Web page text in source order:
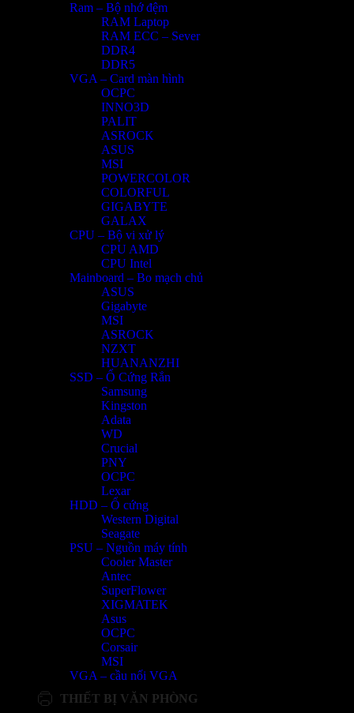
Ram – Bộ nhớ đệm
RAM Laptop
RAM ECC – Sever
DDR4
DDR5
VGA – Card màn hình
OCPC
INNO3D
PALIT
ASROCK
ASUS
MSI
POWERCOLOR
COLORFUL
GIGABYTE
GALAX
CPU – Bộ vi xử lý
CPU AMD
CPU Intel
Mainboard – Bo mạch chủ
ASUS
Gigabyte
MSI
ASROCK
NZXT
HUANANZHI
SSD – Ổ Cứng Rắn
Samsung
Kingston
Adata
WD
Crucial
PNY
OCPC
Lexar
HDD – Ổ cứng
Western Digital
Seagate
PSU – Nguồn máy tính
Cooler Master
Antec
SuperFlower
XIGMATEK
Asus
OCPC
Corsair
MSI
VGA – cầu nối VGA
THIẾT BỊ VĂN PHÒNG